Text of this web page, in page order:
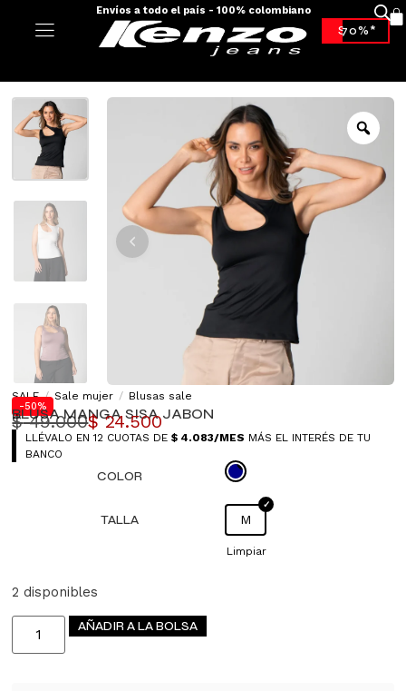
Envíos a todo el país - 100% colombiano
-70%*
SALE / Sale mujer / Blusas sale
-50%
BLUSA MANGA SISA JABON
$49.000$24.500
LLÉVALO EN 12 CUOTAS DE$ 4.083/MES MÁS EL INTERÉS DE TU
BANCO
COLOR
TALLA M
Limpiar
2 disponibles
AÑADIR A LA BOLSA